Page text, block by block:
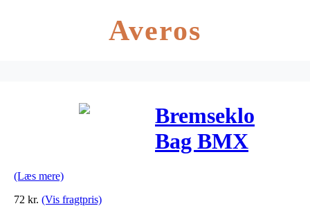
Averos
Bremseklo
Bag BMX
(Læs mere)
72 kr. (Vis fragtpris)